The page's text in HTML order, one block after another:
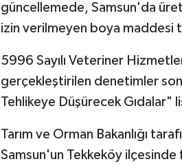
güncellemede, Samsun'da
izin verilmeyen boya maddesi
5996 Sayılı Veteriner
gerçekleştirilen denetimler
Tehlikeye Düşürecek Gıdalar"
Tarım ve Orman Bakanlığı
Samsun'un Tekkeköy